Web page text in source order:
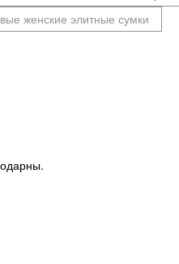
женские элитные сумки